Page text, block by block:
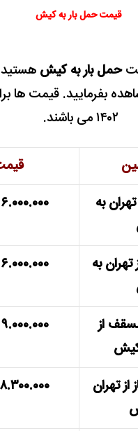
قیمت حمل بار به کیش
حمل بار به کیش هستید
بفرمایید. قیمت ها
۱۴۰۲ می باشند.
به
۶.۰۰۰.۰۰۰ تومان
به
۶.۰۰۰.۰۰۰ تومان
از
کیش
۹.۰۰۰.۰۰۰ تومان
از تهران
۸.۳۰۰.۰۰۰ تومان